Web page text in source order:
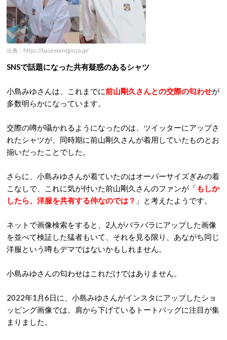
出典：https://basementginza.jp/
SNSで話題になった共有疑惑のあるシャツ
小島みゆさんは、これまでに前山剛久さんとの交際の匂わせが
多数明らかになっています。
交際の噂が囁かれるようになったのは、ツイッターにアップさ
れたシャツが、同時期に前山剛久さんが着用していたものとお
揃いだったことでした。
さらに、小島みゆさんが着ていたのはオーバーサイズぎみの着
こなしで、これに気が付いた前山剛久さんのファンが「もしか
したら、洋服を共有する仲なのでは？ 」と考えたようです。
ネットで画像検索をすると、2人がバラバラにアップした画像
を並べて検証した猛者もいて、それを見る限り、あながち同じ
洋服という噂もデマではないかもしれません。
小島みゆさんの匂わせはこれだけではありません。
2022年1月6日に、小島みゆさんがインスタにアップしたショ
ッピング画像では。肩から下げているトートバッグに注目が集
まりました。